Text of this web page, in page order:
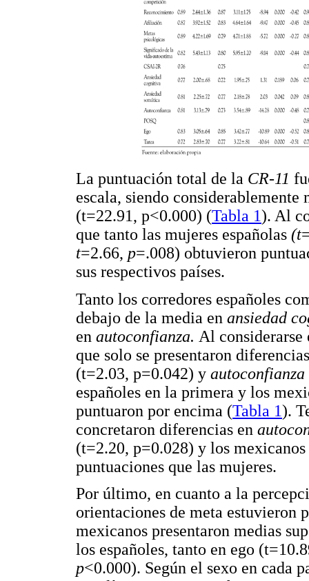
La puntuación total de la CR-11
escala, siendo considerablemente
(t=22.91, p<0.000) (Tabla 1). Al
que tanto las mujeres españolas (t
t=2.66, p=.008) obtuvieron
sus respectivos países.
Tanto los corredores españoles
debajo de la media en ansiedad
en autoconfianza. Al considerarse
que solo se presentaron
(t=2.03, p=0.042) y autoconfianza
españoles en la primera y los
puntuaron por encima (Tabla 1).
concretaron diferencias en
(t=2.20, p=0.028) y los
puntuaciones que las mujeres.
Por último, en cuanto a la
orientaciones de meta estuvieron
mexicanos presentaron medias
los españoles, tanto en ego
p<0.000). Según el sexo en cada